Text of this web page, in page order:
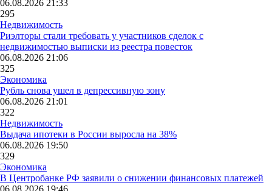
06.08.2026 21:33
295
Недвижимость
Риэлторы стали требовать у участников сделок с
недвижимостью выписки из реестра повесток
06.08.2026 21:06
325
Экономика
Рубль снова ушел в депрессивную зону
06.08.2026 21:01
322
Недвижимость
Выдача ипотеки в России выросла на 38%
06.08.2026 19:50
329
Экономика
В Центробанке РФ заявили о снижении финансовых платежей
06.08.2026 19:46